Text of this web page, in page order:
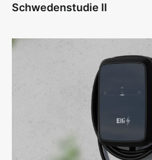
Schwedenstudie II